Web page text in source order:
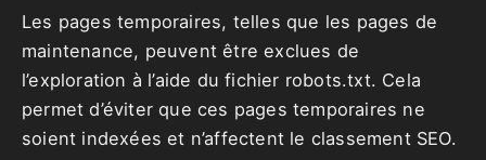
Les pages temporaires, telles que les pages de
maintenance, peuvent être exclues de
l’exploration à l’aide du fichier robots.txt. Cela
permet d’éviter que ces pages temporaires ne
soient indexées et n’affectent le classement SEO.